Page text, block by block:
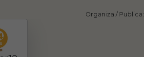
Organiza / Publica: